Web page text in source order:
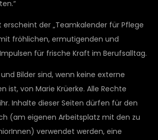
erscheint der „Teamkalender für Pflege
fröhlichen, ermutigenden und
für frische Kraft im Berufsalltag.
Bilder sind, wenn keine externe
ist, von Marie Krüerke. Alle Rechte
Inhalte dieser Seiten dürfen für den
(am eigenen Arbeitsplatz mit den zu
verwendet werden, eine